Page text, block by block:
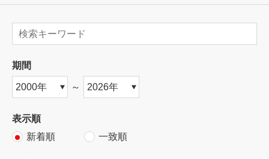
期間
～
表示順
新着順
一致順